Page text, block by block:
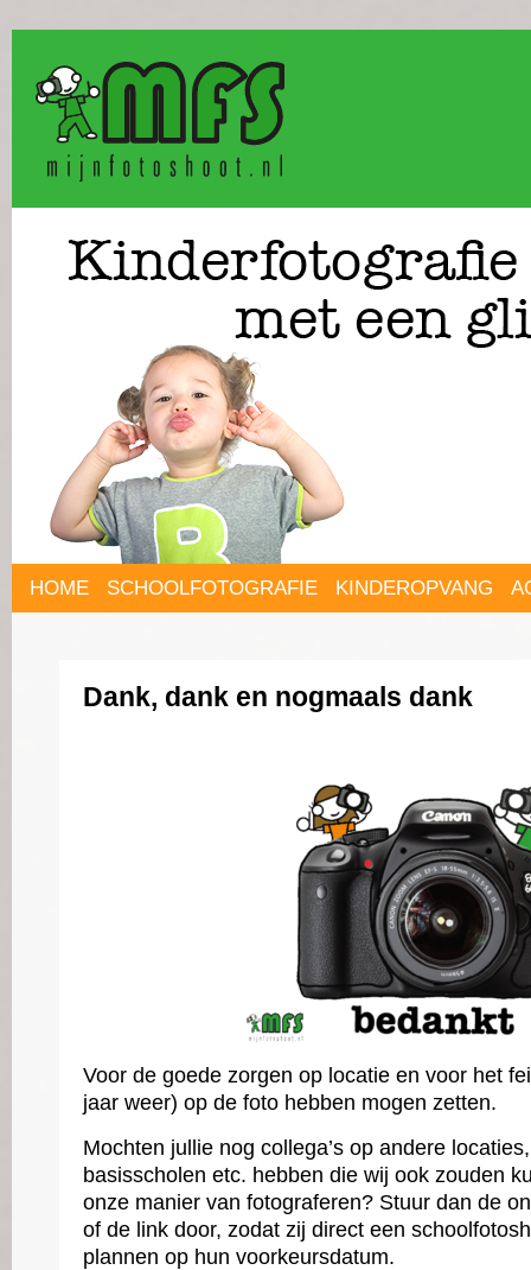
HOME SCHOOLFOTOGRAFIE KINDEROPVANG
Dank, dank en nogmaals dank
Voor de goede zorgen op locatie en voor het
jaar weer) op de foto hebben mogen zetten.
Mochten jullie nog collega’s op andere
basisscholen etc. hebben die wij ook zouden
onze manier van fotograferen? Stuur dan de
of de link door, zodat zij direct een
plannen op hun voorkeursdatum.